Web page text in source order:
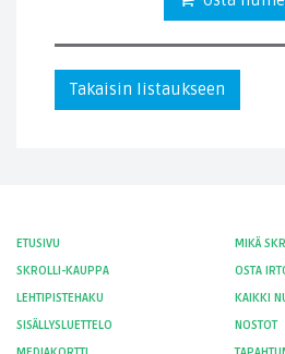
Takaisin listaukseen
ETUSIVU
MIKÄ
SKROLLI-KAUPPA
OSTA
LEHTIPISTEHAKU
KAIKKI
SISÄLLYSLUETTELO
NOSTOT